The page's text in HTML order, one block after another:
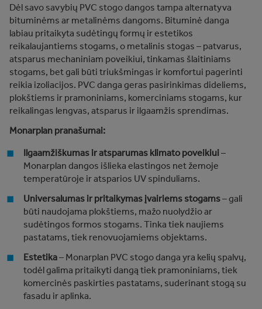
Dėl savo savybių PVC stogo dangos tampa alternatyva
bituminėms ar metalinėms dangoms. Bituminė danga
labiau pritaikyta sudėtingų formų ir estetikos
reikalaujantiems stogams, o metalinis stogas – patvarus,
atsparus mechaniniam poveikiui, tinkamas šlaitiniams
stogams, bet gali būti triukšmingas ir komfortui pagerinti
reikia izoliacijos. PVC danga geras pasirinkimas dideliems,
plokštiems ir pramoniniams, komerciniams stogams, kur
reikalingas lengvas, atsparus ir ilgaamžis sprendimas.
Monarplan pranašumai:
Ilgaamžiškumas ir atsparumas klimato poveikiui –
Monarplan dangos išlieka elastingos net žemoje
temperatūroje ir atsparios UV spinduliams.
Universalumas ir pritaikymas įvairiems stogams– gali
būti naudojama plokštiems, mažo nuolydžio ar
sudėtingos formos stogams. Tinka tiek naujiems
pastatams, tiek renovuojamiems objektams.
Estetika– Monarplan PVC stogo danga yra kelių spalvų,
todėl galima pritaikyti dangą tiek pramoniniams, tiek
komercinės paskirties pastatams, suderinant stogą su
fasadu ir aplinka.